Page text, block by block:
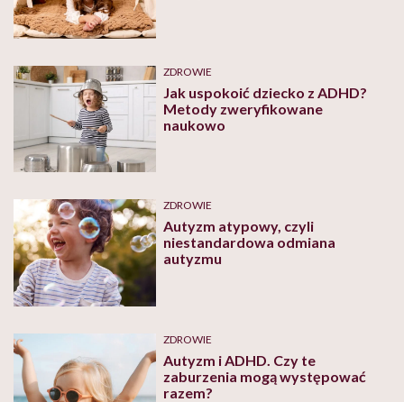
ZDROWIE
Jak uspokoić dziecko z ADHD?
Metody zweryfikowane
naukowo
ZDROWIE
Autyzm atypowy, czyli
niestandardowa odmiana
autyzmu
ZDROWIE
Autyzm i ADHD. Czy te
zaburzenia mogą występować
razem?